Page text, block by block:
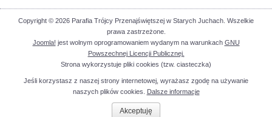
Copyright © 2026 Parafia Trójcy Przenajświętszej w Starych Juchach. Wszelkie
prawa zastrzeżone.
Joomla! jest wolnym oprogramowaniem wydanym na warunkach GNU
Powszechnej Licencji Publicznej.
Strona wykorzystuje pliki cookies (tzw. ciasteczka)
Jeśli korzystasz z naszej strony internetowej, wyrażasz zgodę na używanie
naszych plików cookies.
Dalsze informacje
Akceptuję